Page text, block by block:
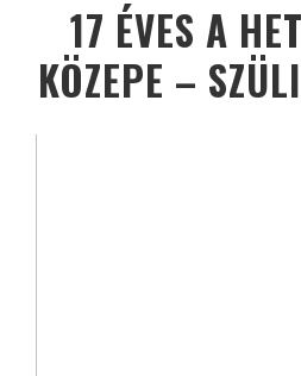
17 ÉVES A
KÖZEPE –